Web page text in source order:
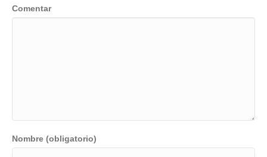
Comentar
Nombre (obligatorio)